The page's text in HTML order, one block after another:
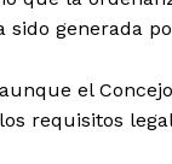
generada
el
requisitos